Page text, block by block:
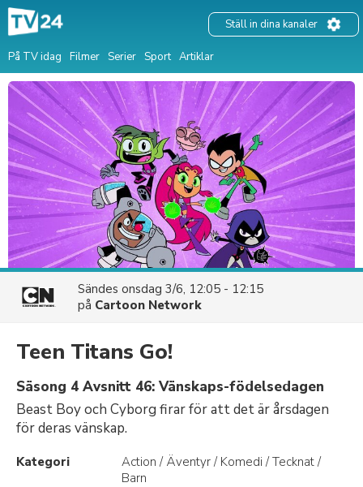
På TV idag Filmer Serier Sport Artiklar
Ställ in dina kanaler
Sändes onsdag 3/6, 12:05 - 12:15
på Cartoon Network
Teen Titans Go!
Säsong 4 Avsnitt 46: Vänskaps-födelsedagen
Beast Boy och Cyborg firar för att det är årsdagen
för deras vänskap.
Kategori
Action / Äventyr / Komedi / Tecknat /
Barn